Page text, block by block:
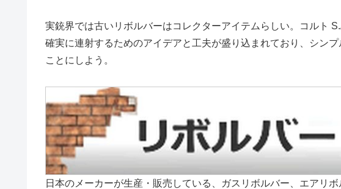
実銃界では古いリボルバーはコレクターアイテムらしい。コルト
確実に連射するためのアイデアと工夫が盛り込まれており、シン
ことにしよう。
日本のメーカーが生産・販売している、ガスリボルバー、エアリ